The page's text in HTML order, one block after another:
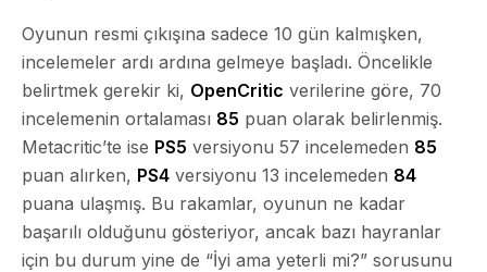
Oyunun resmi çıkışına sadece 10 gün kalmışken,
incelemeler ardı ardına gelmeye başladı. Öncelikle
belirtmek gerekir ki, OpenCritic verilerine göre, 70
incelemenin ortalaması 85 puan olarak belirlenmiş.
Metacritic’te ise PS5 versiyonu 57 incelemeden 85
puan alırken, PS4 versiyonu 13 incelemeden 84
puana ulaşmış. Bu rakamlar, oyunun ne kadar
başarılı olduğunu gösteriyor, ancak bazı hayranlar
için bu durum yine de “İyi ama yeterli mi?” sorusunu